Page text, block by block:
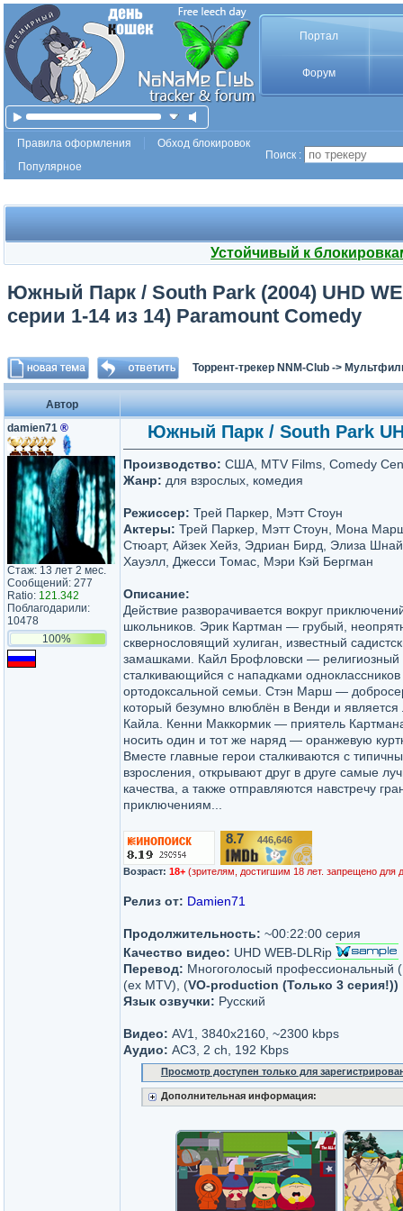
Портал
Форум
Правила оформления
Обход блокировок
Популярное
Поиск :
Устойчивый к
Южный Парк / South Park (2004) UHD
серии 1-14 из 14) Paramount Comedy
Торрент-трекер NNM-Club ->
Автор
damien71 ®
Стаж: 13 лет 2 мес.
Сообщений: 277
Ratio: 121.342
Поблагодарили:
10478
100%
Южный Парк / South Park
Производство: США, MTV Films, Comedy
Жанр: для взрослых, комедия
Режиссер: Трей Паркер, Мэтт Стоун
Актеры: Трей Паркер, Мэтт Стоун, Мона
Стюарт, Айзек Хейз, Эдриан Бирд, Элиза
Хауэлл, Джесси Томас, Мэри Кэй Бергман
Описание:
Действие разворачивается вокруг
школьников. Эрик Картман — грубый,
сквернословящий хулиган, известный
замашками. Кайл Брофловски — религиозный
сталкивающийся с нападками одноклассников
ортодоксальной семьи. Стэн Марш —
который безумно влюблён в Венди и
Кайла. Кенни Маккормик — приятель
носить один и тот же наряд — оранжевую
Вместе главные герои сталкиваются с
взросления, открывают друг в друге самые
качества, а также отправляются навстречу
приключениям...
8.7 446,646
Возраст: 18+ (зрителям, достигшим 18 лет. запрещено для
Релиз от: Damien71
Продолжительность: ~00:22:00 серия
Качество видео: UHD WEB-DLRip
Перевод: Многоголосый профессиональный
(ex MTV), (VO-production (Только 3 серия!))
Язык озвучки: Русский
Видео: AV1, 3840x2160, ~2300 kbps
Аудио: AC3, 2 ch, 192 Kbps
Просмотр доступен только для
Дополнительная информация: